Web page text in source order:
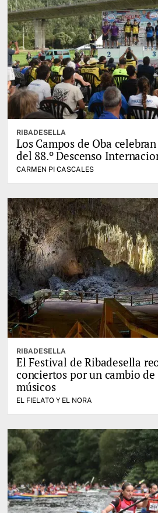
RIBADESELLA
Los Campos de Oba
del 88.º Descenso
CARMEN PI CASCALES
RIBADESELLA
El Festival de Ribadesella
conciertos por un cambio de
músicos
EL FIELATO Y EL NORA